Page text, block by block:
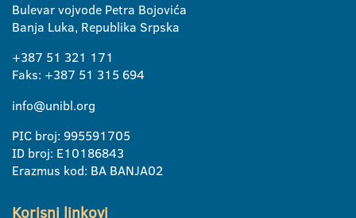
Bulevar vojvode Petra Bojovića
Banja Luka, Republika Srpska
+387 51 321 171
Faks: +387 51 315 694
info@unibl.org
PIC broj: 995591705
ID broj: E10186843
Erazmus kod: BA BANJA02
Korisni linkovi